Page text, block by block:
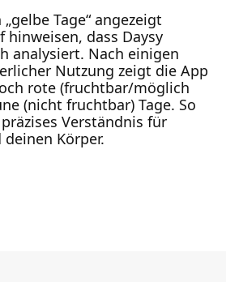
Tage“ angezeigt
hinweisen, dass Daysy
analysiert. Nach einigen
Nutzung zeigt die App
rote (fruchtbar/möglich
(nicht fruchtbar) Tage. So
Verständnis für
Körper.